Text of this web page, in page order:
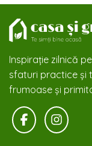
Inspirație zilnică
sfaturi practice și
frumoase și